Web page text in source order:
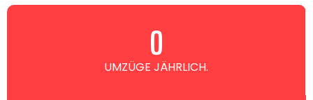
UMZÜGE JÄHRLICH.
0